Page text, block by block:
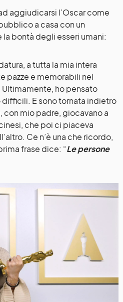
aggiudicarsi l’Oscar come
a casa con un
bontà degli esseri umani:
a tutta la mia intera
pazze e memorabili nel
Ultimamente, ho pensato
E sono tornata indietro
con mio padre, giocavano a
che poi ci piaceva
Ce n’è una che ricordo,
frase dice: “Le persone